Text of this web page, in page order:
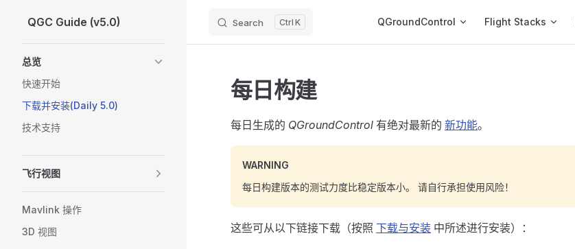
Skip to content
QGC Guide (v5.0) Search K QGroundControl Flight Stacks
总览
快速开始
下载并安装(Daily 5.0)
技术支持
飞行视图
Mavlink 操作
3D 视图
每日构建
每日生成的 QGroundControl 有绝对最新的 新功能。
WARNING
每日构建版本的测试力度比稳定版本小。 请自行承担使用风险！
这些可从以下链接下载（按照 下载与安装 中所述进行安装）：